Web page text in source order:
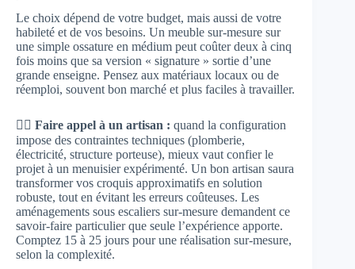
Le choix dépend de votre budget, mais aussi de votre
habileté et de vos besoins. Un meuble sur-mesure sur
une simple ossature en médium peut coûter deux à cinq
fois moins que sa version « signature » sortie d’une
grande enseigne. Pensez aux matériaux locaux ou de
réemploi, souvent bon marché et plus faciles à travailler.
👉🏻 Faire appel à un artisan : quand la configuration
impose des contraintes techniques (plomberie,
électricité, structure porteuse), mieux vaut confier le
projet à un menuisier expérimenté. Un bon artisan saura
transformer vos croquis approximatifs en solution
robuste, tout en évitant les erreurs coûteuses. Les
aménagements sous escaliers sur-mesure demandent ce
savoir-faire particulier que seule l’expérience apporte.
Comptez 15 à 25 jours pour une réalisation sur-mesure,
selon la complexité.